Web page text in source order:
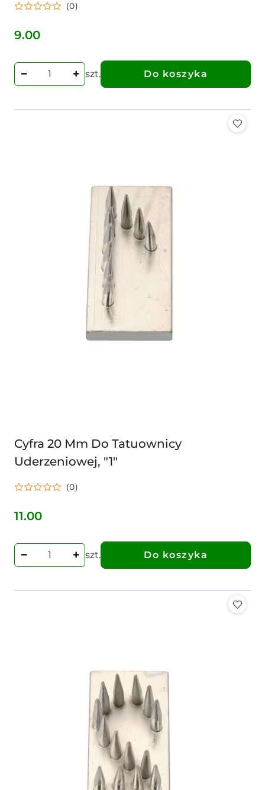
(0)
Cena:
9.00
szt. Do koszyka
Cyfra 20 Mm Do Tatuownicy
Uderzeniowej, "1"
(0)
Cena:
11.00
szt. Do koszyka